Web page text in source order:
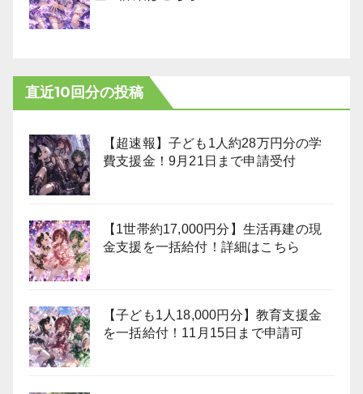
直近10回分の投稿
【超速報】子ども1人約28万円分の学
費支援金！9月21日まで申請受付
【1世帯約17,000円分】生活再建の現
金支援を一括給付！詳細はこちら
【子ども1人18,000円分】教育支援金
を一括給付！11月15日まで申請可